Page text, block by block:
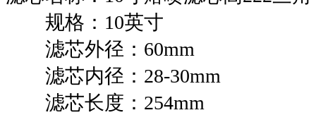
规格：10英寸
滤芯外径：60mm
滤芯内径：28-30mm
滤芯长度：254mm